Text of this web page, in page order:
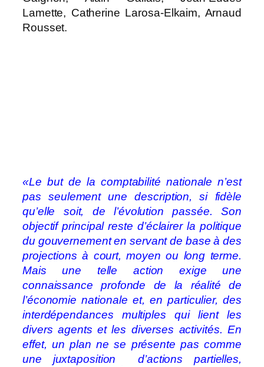
Lamette, Catherine Larosa-Elkaim, Arnaud
Rousset.
«Le but de la comptabilité nationale n’est
pas seulement une description, si fidèle
qu’elle soit, de l’évolution passée. Son
objectif principal reste d’éclairer la politique
du gouvernement en servant de base à des
projections à court, moyen ou long terme.
Mais une telle action exige une
connaissance profonde de la réalité de
l’économie nationale et, en particulier, des
interdépendances multiples qui lient les
divers agents et les diverses activités. En
effet, un plan ne se présente pas comme
une juxtaposition d’actions partielles,